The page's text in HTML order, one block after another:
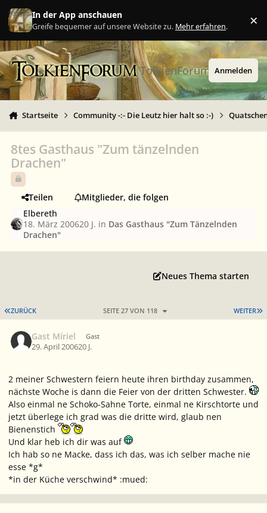
Zu Inhalt springen
In der App anschauen
Greife bequemer auf unsere Website zu. Mehr erfahren. ×
TolkienForum Anmelden
Startseite Community -:- Die Leutz hier halt so :-)
8tes Gasthaus "Zum tänzelnden
Drachen"
Teilen
Mitglieder, die folgen
Elbereth
18. März 200620 J. in Das Gasthaus "Zum Tänzelnden
Drachen"
Neues Thema starten
ERSTE SEITE
ZURÜCK WEITER
SEITE 27 VON 118
Gast Míriel Gast
29. April 200620 J.
2 meiner Schwestern feiern heute ihren birthday zusammen,
nächste Woche is dann die Feier von der dritten Schwester.
Also einmal ne Schoko-Sahne Torte, einmal ne Kirschtorte und
jetzt überlege ich grad was die dritte wird, glaub nen
Bienenstich
Und klar heb ich dir was auf
Ich hab so ne Macke, dass ich das, was ich selber mache nie
esse *g*
*in der Küche verschwind* :mued: